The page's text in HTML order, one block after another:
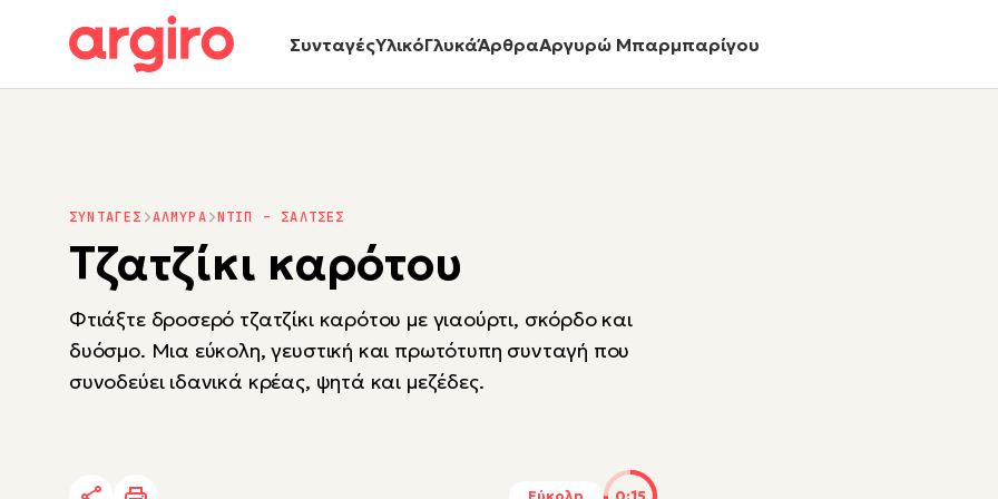
ΣυνταγέςΥλικόΓλυκάΆρθραΑργυρώ Μπαρμπαρίγου
ΣΥΝΤΑΓΕΣ ΑΛΜΥΡΑ ΝΤΙΠ – ΣΑΛΤΣΕΣ
Τζατζίκι καρότου
Φτιάξτε δροσερό τζατζίκι καρότου με γιαούρτι, σκόρδο και
δυόσμο. Μια εύκολη, γευστική και πρωτότυπη συνταγή που
συνοδεύει ιδανικά κρέας, ψητά και μεζέδες.